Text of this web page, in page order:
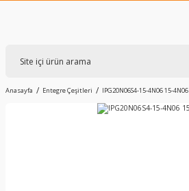
Anasayfa Entegre Çeşitleri IPG20N06S4-15-4N06 15-4N06